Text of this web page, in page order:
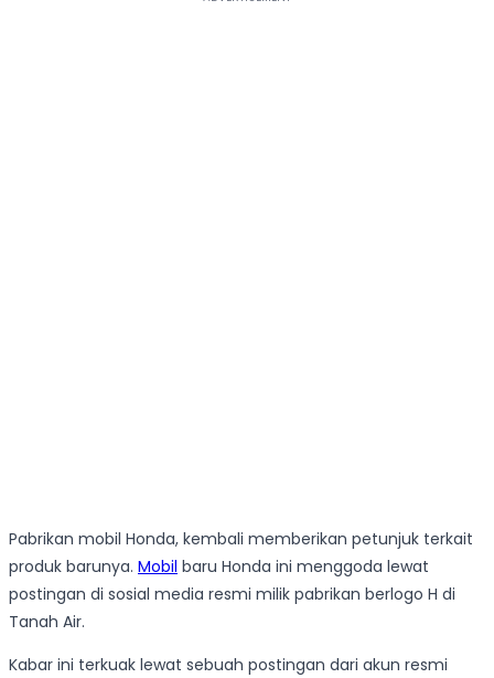
Pabrikan mobil Honda, kembali memberikan petunjuk terkait
produk barunya. Mobil baru Honda ini menggoda lewat
postingan di sosial media resmi milik pabrikan berlogo H di
Tanah Air.
Kabar ini terkuak lewat sebuah postingan dari akun resmi